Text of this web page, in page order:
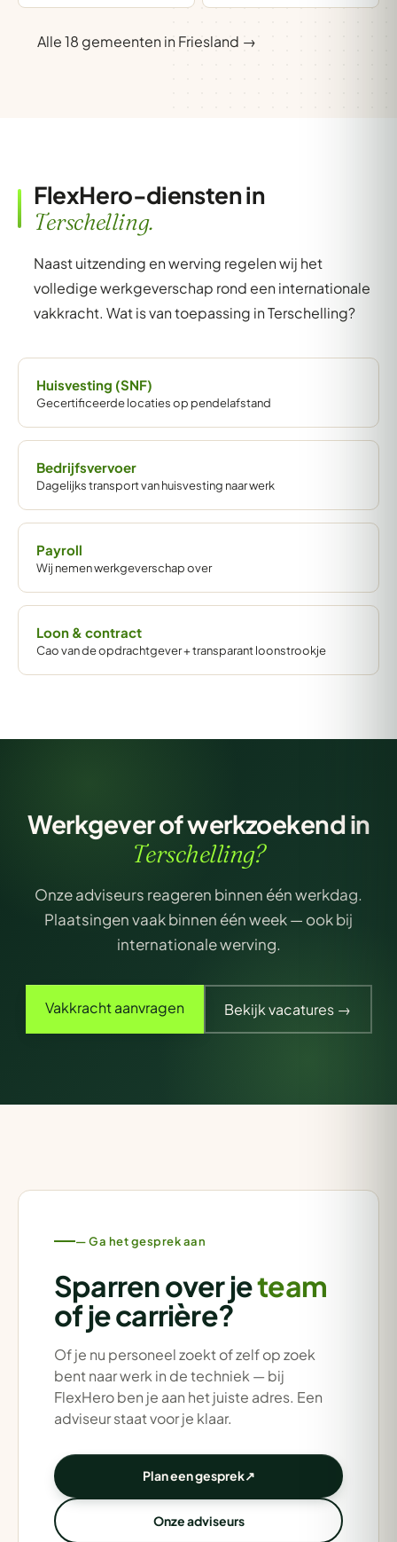
Alle 18 gemeenten in Friesland →
FlexHero-diensten in
Terschelling.
Naast uitzending en werving regelen wij het
volledige werkgeverschap rond een internationale
vakkracht. Wat is van toepassing in Terschelling?
Huisvesting (SNF)
Gecertificeerde locaties op pendelafstand
Bedrijfsvervoer
Dagelijks transport van huisvesting naar werk
Payroll
Wij nemen werkgeverschap over
Loon & contract
Cao van de opdrachtgever + transparant loonstrookje
Werkgever of werkzoekend in
Terschelling?
Onze adviseurs reageren binnen één werkdag.
Plaatsingen vaak binnen één week — ook bij
internationale werving.
Vakkracht aanvragen Bekijk vacatures →
— Ga het gesprek aan
Sparren over jeteam
of je carrière?
Of je nu personeel zoekt of zelf op zoek
bent naar werk in de techniek — bij
FlexHero ben je aan het juiste adres. Een
adviseur staat voor je klaar.
Plan een gesprek↗
Onze adviseurs